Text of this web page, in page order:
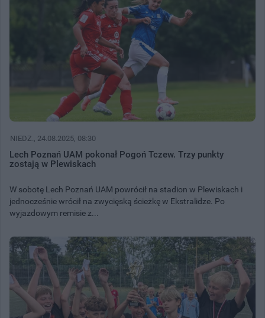
NIEDZ. , 24.08.2025, 08:30
Lech Poznań UAM pokonał Pogoń Tczew. Trzy punkty
zostają w Plewiskach
W sobotę Lech Poznań UAM powrócił na stadion w Plewiskach i
jednocześnie wrócił na zwycięską ścieżkę w Ekstralidze. Po
wyjazdowym remisie z...